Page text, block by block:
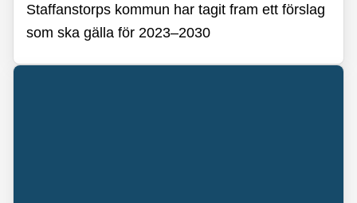
Staffanstorps kommun har tagit fram ett förslag
som ska gälla för 2023–2030